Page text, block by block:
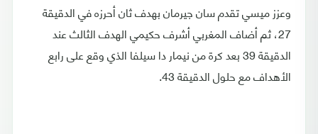
وعزز ميسي تقدم سان جيرمان بهدف ثان أحرزه في الدقيقة
27، ثم أضاف المغربي أشرف حكيمي الهدف الثالث عند
الدقيقة 39 بعد كرة من نيمار دا سيلفا الذي وقع على رابع
الأهداف مع حلول الدقيقة 43.